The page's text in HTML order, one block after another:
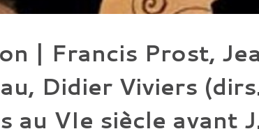
| Francis Prost,
Didier Viviers
au VIe siècle avant